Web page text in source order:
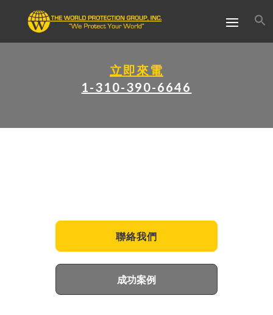
立即來電
1-310-390-6646
聯絡我們
成功案例